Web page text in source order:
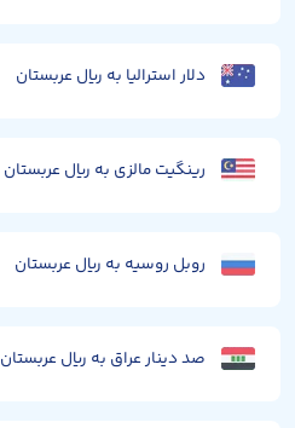
دلار استرالیا به ریال عربستان
رینگیت مالزی به ریال عربستان
روبل روسیه به ریال عربستان
صد دینار عراق به ریال عربستان